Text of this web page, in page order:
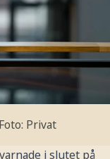
Foto: Privat
i slutet på